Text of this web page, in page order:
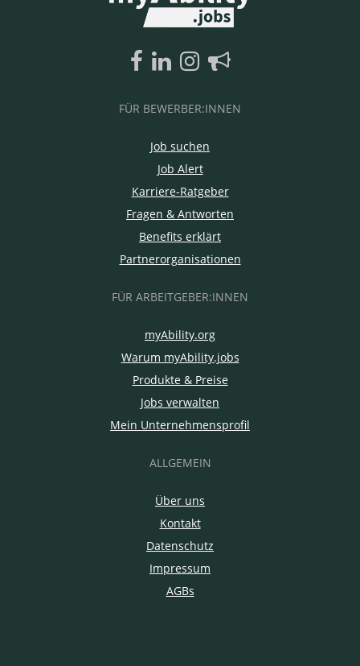
FÜR BEWERBER:INNEN
Job suchen
Job Alert
Karriere-Ratgeber
Fragen & Antworten
Benefits erklärt
Partnerorganisationen
FÜR ARBEITGEBER:INNEN
myAbility.org
Warum myAbility.jobs
Produkte & Preise
Jobs verwalten
Mein Unternehmensprofil
ALLGEMEIN
Über uns
Kontakt
Datenschutz
Impressum
AGBs